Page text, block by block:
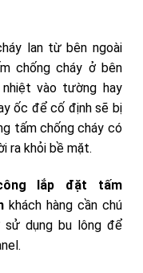
lan từ bên ngoài
chống cháy ở bên
vào tường hay
ốc để cố định sẽ bị
tấm chống cháy có
ra khỏi bề mặt.
lắp đặt tấm
khách hàng cần chú
sử dụng bu lông để